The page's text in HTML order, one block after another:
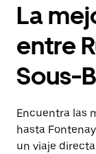
La
entre
Sous-
Encuentra las
hasta
un viaje